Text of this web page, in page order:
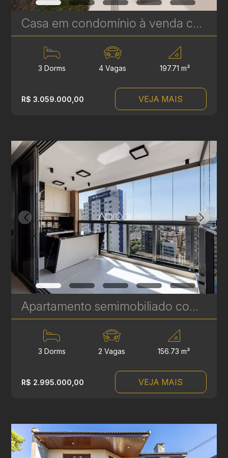
Casa em condomínio à venda com 3 suítes em Campina do Siqueira - 314,84 m² privativos - Casa Áurea | Ref. 1781
3 Dorms 4 Vagas 197.71 m²
R$ 3.059.000,00 VEJA MAIS
Apartamento semimobiliado com 3 quartos à venda no Talent Água Verde - 156 m² | Ref. 492
3 Dorms 2 Vagas 156.73 m²
R$ 2.995.000,00 VEJA MAIS